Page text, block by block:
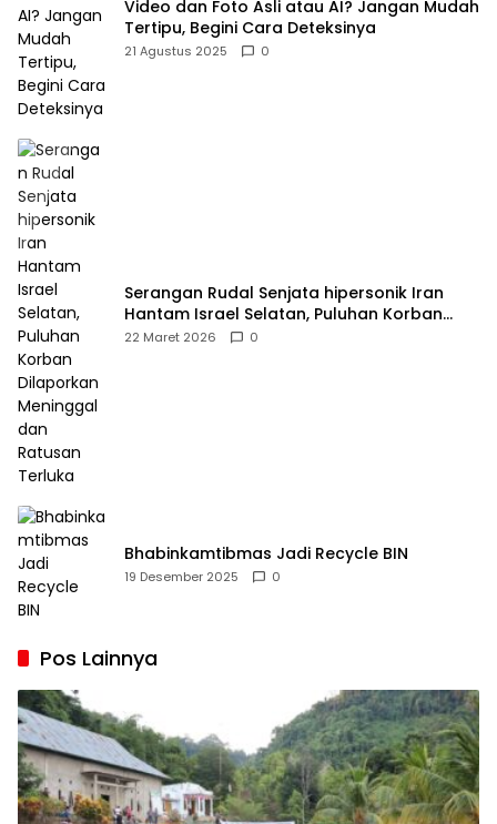
Video dan Foto Asli atau AI? Jangan Mudah
Tertipu, Begini Cara Deteksinya
21 Agustus 2025 0
Serangan Rudal Senjata hipersonik Iran
Hantam Israel Selatan, Puluhan Korban
Dilaporkan Meninggal dan Ratusan Terluka
22 Maret 2026 0
Bhabinkamtibmas Jadi Recycle BIN
19 Desember 2025 0
Pos Lainnya